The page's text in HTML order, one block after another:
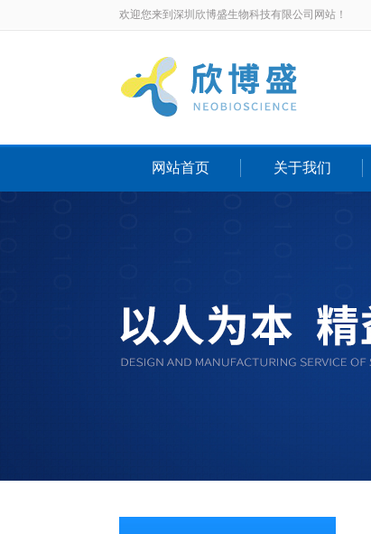
欢迎您来到深圳欣博盛生物科技有限公司网站！
网站首页 关于我们